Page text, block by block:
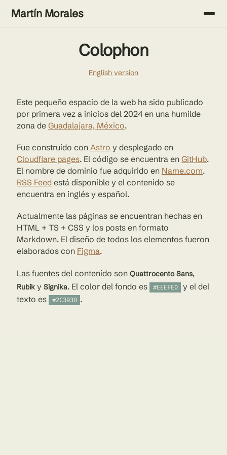
Martín Morales
Colophon
English version
Este pequeño espacio de la web ha sido publicado
por primera vez a inicios del 2024 en una humilde
zona de Guadalajara, México.
Fue construido con Astro y desplegado en
Cloudflare pages. El código se encuentra en GitHub.
El nombre de dominio fue adquirido en Name.com.
RSS Feed está disponible y el contenido se
encuentra en inglés y español.
Actualmente las páginas se encuentran hechas en
HTML + TS + CSS y los posts en formato
Markdown. El diseño de todos los elementos fueron
elaborados con Figma.
Las fuentes del contenido son Quattrocento Sans,
Rubik y Signika. El color del fondo es #EEEFE0
y el del
texto es
#2C3930 .